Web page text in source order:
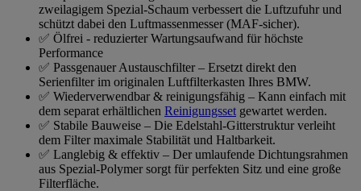
zweilagigem Spezial-Schaum verbessert die Luftzufuhr und
schützt dabei den Luftmassenmesser (MAF-sicher).
✅ Ölfrei - reduzierter Wartungsaufwand für höchste
Performance
✅ Passgenauer Austauschfilter – Ersetzt direkt den
Serienfilter im originalen Luftfilterkasten Ihres BMW.
✅ Wiederverwendbar & reinigungsfähig – Kann einfach mit
dem separat erhältlichen Reinigungsset gewartet werden.
✅ Stabile Bauweise – Die Edelstahl-Gitterstruktur verleiht
dem Filter maximale Stabilität und Haltbarkeit.
✅ Langlebig & effektiv – Der umlaufende Dichtungsrahmen
aus Spezial-Polymer sorgt für perfekten Sitz und eine große
Filterfläche.